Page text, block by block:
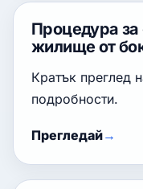
Процедура
жилище от
Кратък преглед
подробности.
Прегледай